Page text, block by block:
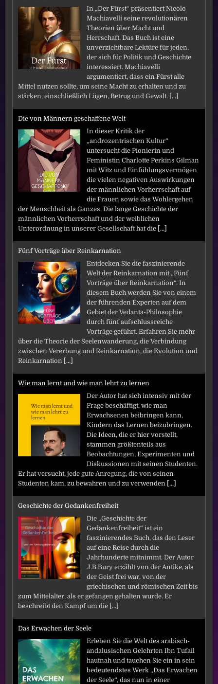
In „Der Fürst“ präsentiert Nicolo
Machiavelli seine revolutionären
Theorien über Macht und
Herrschaft. Das Buch ist eine
unverzichtbare Lektüre für jeden,
der sich für Politik und Geschichte
interessiert. Machiavelli
argumentiert, dass ein Fürst alle
Mittel nutzen sollte, um seine Macht zu erhalten und zu
stärken, einschließlich Lügen, Betrug und Gewalt. [...]
Die von Männern geschaffene Welt
In dieser Kritik der
„androzentrischen Kultur“
untersucht die Pionierin und
Feministin Charlotte Perkins Gilman
mit Witz und Einfühlungsvermögen
die vielen negativen Auswirkungen
der männlichen Vorherrschaft auf
die Frauen sowie das Wohlergehen
der Menschheit als Ganzes. Die lange Geschichte der
männlichen Vorherrschaft und der weiblichen
Unterordnung in unserer Gesellschaft hat die [...]
Fünf Vorträge über Reinkarnation
Entdecken Sie die faszinierende
Welt der Reinkarnation mit „Fünf
Vorträge über Reinkarnation“. In
diesem Buch werden Sie von einem
der führenden Experten auf dem
Gebiet der Vedanta-Philosophie
durch fünf aufschlussreiche
Vorträge geführt. Erfahren Sie mehr
über die Theorie der Seelenwanderung, die Verbindung
zwischen Vererbung und Reinkarnation, die Evolution und
Reinkarnation [...]
Wie man lernt und wie man lehrt zu lernen
Der Autor hat sich intensiv mit der
Frage beschäftigt, wie man
Erwachsenen beibringen kann,
Kindern das Lernen beizubringen.
Die Ideen, die er hier vorstellt,
stammen größtenteils aus
Beobachtungen, Experimenten und
Diskussionen mit seinen Studenten.
Er hat versucht, jede gute Anregung, die von seinen
Studenten kam, zu bewahren und zu verwenden [...]
Geschichte der Gedankenfreiheit
Die „Geschichte der
Gedankenfreiheit“ ist ein
faszinierendes Buch, das den Leser
auf eine Reise durch die
Jahrhunderte mitnimmt. Der Autor
J.B.Bury erzählt von der Antike, als
der Geist frei war, von der
griechischen und römischen Zeit bis
zum Mittelalter, als er gefangen gehalten wurde. Er
beschreibt den Kampf um die [...]
Das Erwachen der Seele
Erleben Sie die Welt des arabisch-
andalusischen Gelehrten Ibn Tufail
hautnah und tauchen Sie ein in sein
bedeutendstes Werk „Das Erwachen
der Seele“, das nun in einer